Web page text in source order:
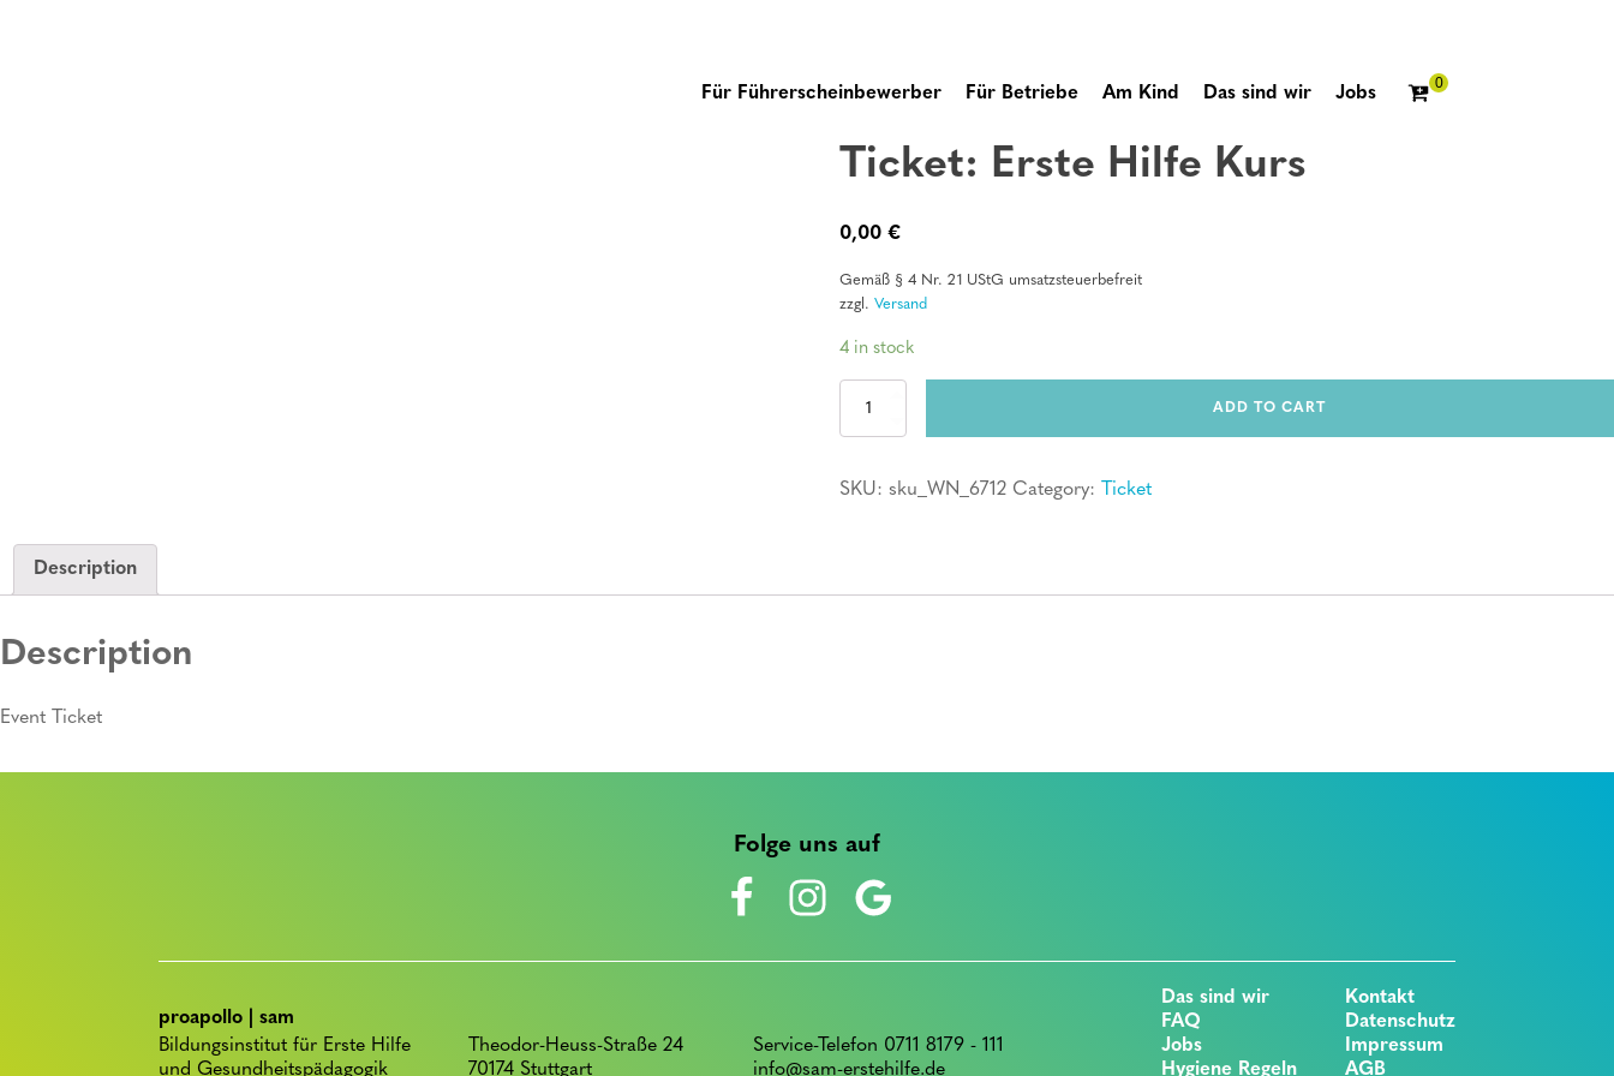
Für Führerscheinbewerber Für Betriebe Am Kind Das sind wir Jobs
Ticket: Erste Hilfe Kurs
0,00 €
Gemäß § 4 Nr. 21 UStG umsatzsteuerbefreit
zzgl. Versand
4 in stock
Ticket:
quantity
ADD TO CART
SKU: sku_WN_6712 Category: Ticket
Description
Description
Event Ticket
Folge uns auf
proapollo | sam
Bildungsinstitut für Erste Hilfe
und Gesundheitspädagogik
Theodor-Heuss-Straße 24
70174 Stuttgart
Service-Telefon 0711 8179 - 111
info@sam-erstehilfe.de
Das sind wir
FAQ
Jobs
Hygiene Regeln
Kontakt
Datenschutz
Impressum
AGB